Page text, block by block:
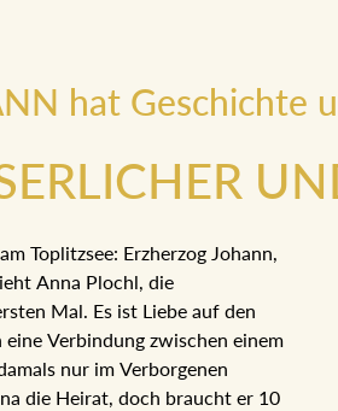
hat Geschichte
Toplitzsee: Erzherzog Johann,
Anna Plochl, die
Mal. Es ist Liebe auf den
Verbindung zwischen einem
nur im Verborgenen
die Heirat, doch braucht er 10